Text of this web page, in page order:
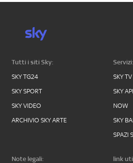
Tutti i siti Sky:
SKY TG24
SKY SPORT
SKY VIDEO
ARCHIVIO SKY ARTE
Servizi:
SKY TV
SKY
NOW
SKY
SPAZI
Note legali:
link